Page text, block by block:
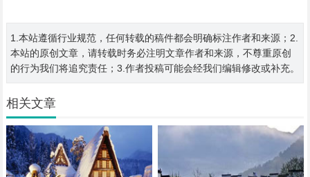
1.本站遵循行业规范，任何转载的稿件都会明确标注作者和来源；2.
本站的原创文章，请转载时务必注明文章作者和来源，不尊重原创
的行为我们将追究责任；3.作者投稿可能会经我们编辑修改或补充。
相关文章